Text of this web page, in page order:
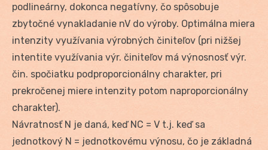
podlineárny, dokonca negatívny, čo spôsobuje
zbytočné vynakladanie nV do výroby. Optimálna miera
intenzity využívania výrobných činiteľov (pri nižšej
intentite využívania výr. činiteľov má výnosnosť výr.
čin. spočiatku podproporcionálny charakter, pri
prekročenej miere intenzity potom naproporcionálny
charakter).
Návratnosť N je daná, keď NC = V t.j. keď sa
jednotkový N = jednotkovému výnosu, čo je základná